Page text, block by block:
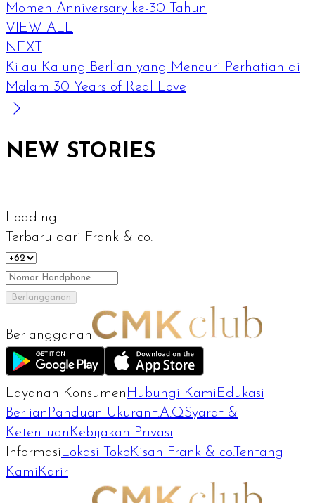
Momen Anniversary ke-30 Tahun
VIEW ALL
NEXT
Kilau Kalung Berlian yang Mencuri Perhatian di
Malam 30 Years of Real Love
NEW STORIES
Loading...
Terbaru dari Frank & co.
Berlangganan
Berlangganan
Layanan Konsumen Hubungi Kami Edukasi
Berlian Panduan Ukuran F.A.QSyarat &
Ketentuan Kebijakan Privasi
Informasi Lokasi TokoKisah Frank & co.Tentang
Kami Karir